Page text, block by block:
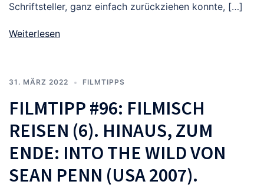
Schriftsteller, ganz einfach zurückziehen konnte, […]
Weiterlesen
31. MÄRZ 2022 FILMTIPPS
FILMTIPP #96: FILMISCH
REISEN (6). HINAUS, ZUM
ENDE: INTO THE WILD VON
SEAN PENN (USA 2007).